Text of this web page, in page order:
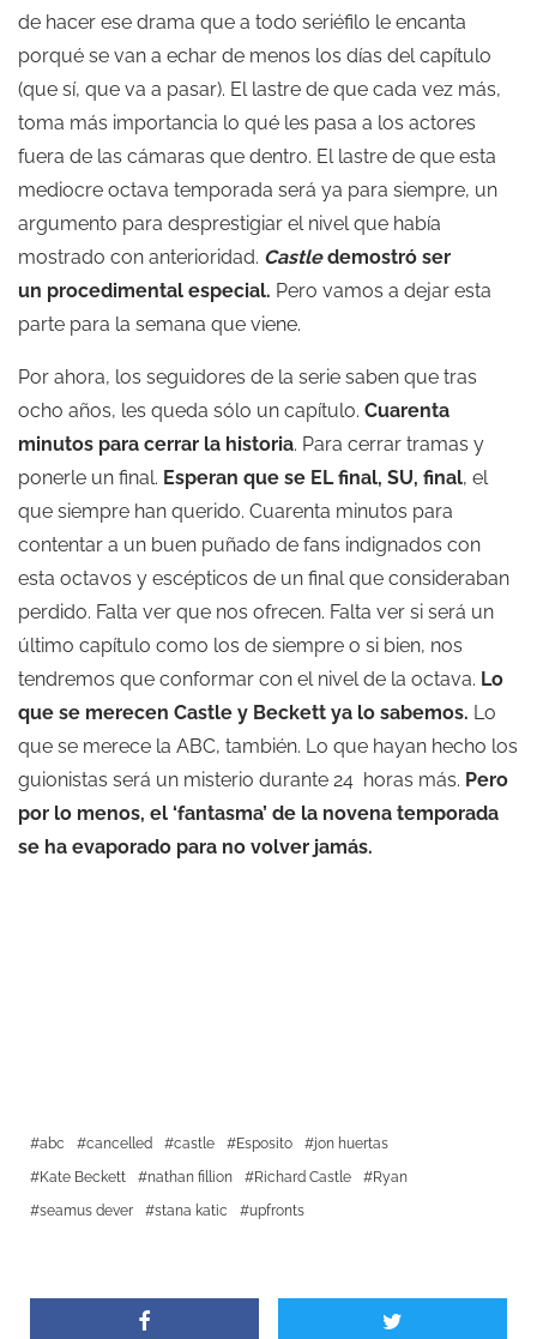
de hacer ese drama que a todo seriéfilo le encanta
porqué se van a echar de menos los días del capítulo
(que sí, que va a pasar). El lastre de que cada vez más,
toma más importancia lo qué les pasa a los actores
fuera de las cámaras que dentro. El lastre de que esta
mediocre octava temporada será ya para siempre, un
argumento para desprestigiar el nivel que había
mostrado con anterioridad. Castledemostró ser
un procedimental especial. Pero vamos a dejar esta
parte para la semana que viene.
Por ahora, los seguidores de la serie saben que tras
ocho años, les queda sólo un capítulo. Cuarenta
minutos para cerrar la historia. Para cerrar tramas y
ponerle un final. Esperan que se EL final, SU, final, el
que siempre han querido. Cuarenta minutos para
contentar a un buen puñado de fans indignados con
esta octavos y escépticos de un final que consideraban
perdido. Falta ver que nos ofrecen. Falta ver si será un
último capítulo como los de siempre o si bien, nos
tendremos que conformar con el nivel de la octava. Lo
que se merecen Castle y Beckett ya lo sabemos. Lo
que se merece la ABC, también. Lo que hayan hecho los
guionistas será un misterio durante 24 horas más. Pero
por lo menos, el ‘fantasma’ de la novena temporada
se ha evaporado para no volver jamás.
abc cancelled castle Esposito
jon huertas
Kate Beckett
nathan fillion Richard Castle
Ryan
seamus dever
stana katic upfronts